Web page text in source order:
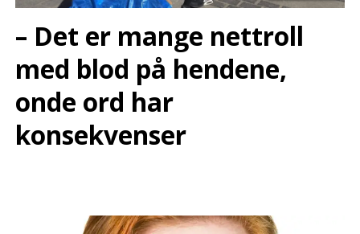
– Det er mange nettroll
med blod på hendene,
onde ord har
konsekvenser